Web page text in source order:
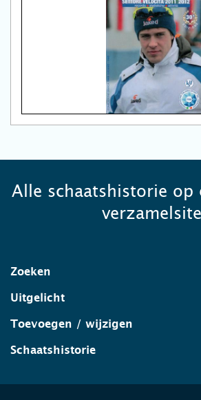
Alle schaatshistorie op
Zoeken
Uitgelicht
Toevoegen / wijzigen
Schaatshistorie